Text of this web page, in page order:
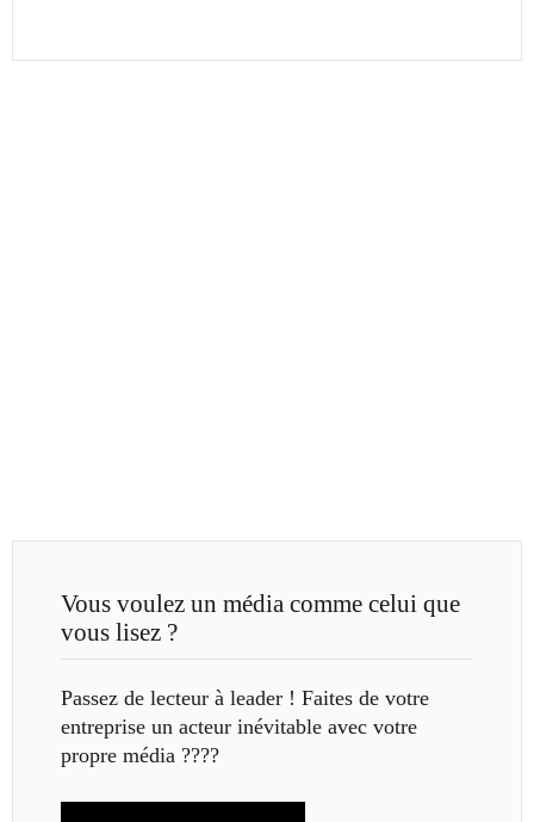
Vous voulez un média comme celui que
vous lisez ?
Passez de lecteur à leader ! Faites de votre
entreprise un acteur inévitable avec votre
propre média ????